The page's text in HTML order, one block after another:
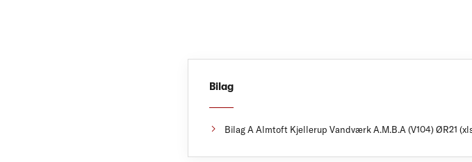
Bilag
Bilag A Almtoft Kjellerup Vandværk A.M.B.A (V104) ØR21